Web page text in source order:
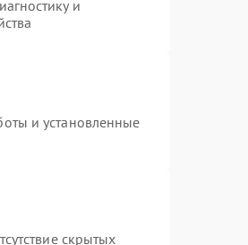
и
и установленные
скрытых